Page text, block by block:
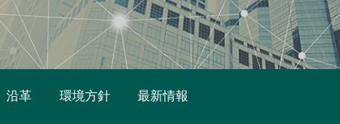
沿革 環境方針 最新情報